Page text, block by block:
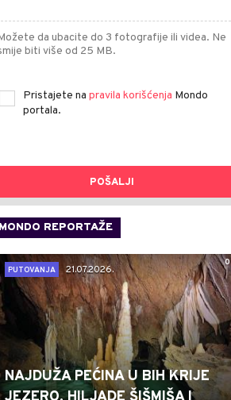
da ubacite do 3 fotografije ili videa. Ne
biti više od 25 MB.
Pristajete na pravila korišćenja Mondo
portala.
POŠALJI
MONDO REPORTAŽE
0
PUTOVANJA
21.07.2026.
NAJDUŽA PEĆINA U BIH KRIJE